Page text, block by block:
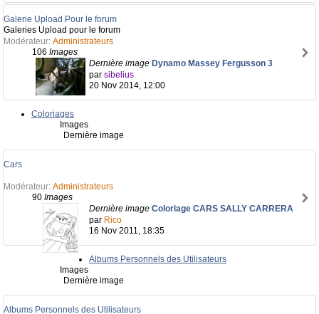
Galerie Upload Pour le forum
Galeries Upload pour le forum
Modérateur: Administrateurs
106 Images
Dernière image Dynamo Massey Fergusson 3
par sibelius
20 Nov 2014, 12:00
Coloriages
Images
Dernière image
Cars
Modérateur: Administrateurs
90 Images
Dernière image Coloriage CARS SALLY CARRERA
par Rico
16 Nov 2011, 18:35
Albums Personnels des Utilisateurs
Images
Dernière image
Albums Personnels des Utilisateurs